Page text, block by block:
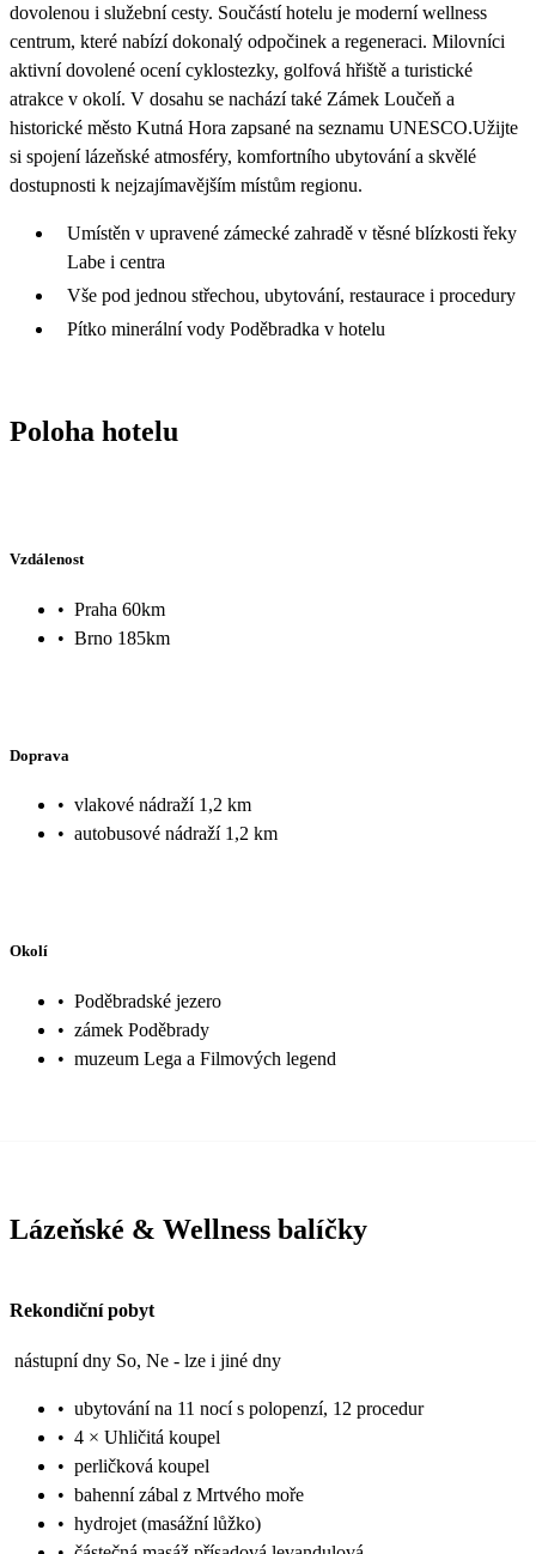
dovolenou i služební cesty. Součástí hotelu je moderní wellness
centrum, které nabízí dokonalý odpočinek a regeneraci. Milovníci
aktivní dovolené ocení cyklostezky, golfová hřiště a turistické
atrakce v okolí. V dosahu se nachází také Zámek Loučeň a
historické město Kutná Hora zapsané na seznamu UNESCO.Užijte
si spojení lázeňské atmosféry, komfortního ubytování a skvělé
dostupnosti k nejzajímavějším místům regionu.
Umístěn v upravené zámecké zahradě v těsné blízkosti řeky
Labe i centra
Vše pod jednou střechou, ubytování, restaurace i procedury
Pítko minerální vody Poděbradka v hotelu
Poloha hotelu
Vzdálenost
• Praha 60km
• Brno 185km
Doprava
• vlakové nádraží 1,2 km
• autobusové nádraží 1,2 km
Okolí
• Poděbradské jezero
• zámek Poděbrady
• muzeum Lega a Filmových legend
Lázeňské & Wellness balíčky
Rekondiční pobyt
nástupní dny So, Ne - lze i jiné dny
• ubytování na 11 nocí s polopenzí, 12 procedur
• 4 × Uhličitá koupel
• perličková koupel
• bahenní zábal z Mrtvého moře
• hydrojet (masážní lůžko)